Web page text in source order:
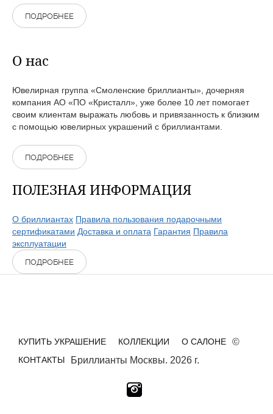
ПОДРОБНЕЕ
О нас
Ювелирная группа «Смоленские бриллианты», дочерняя
компания АО «ПО «Кристалл», уже более 10 лет помогает
своим клиентам выражать любовь и привязанность к близким
с помощью ювелирных украшений с бриллиантами.
ПОДРОБНЕЕ
ПОЛЕЗНАЯ ИНФОРМАЦИЯ
О бриллиантах Правила пользования подарочными
сертификатами Доставка и оплата Гарантия Правила
эксплуатации
ПОДРОБНЕЕ
КУПИТЬ УКРАШЕНИЕ КОЛЛЕКЦИИ
О САЛОНЕ
КОНТАКТЫ
©
Бриллианты Москвы. 2026 г.